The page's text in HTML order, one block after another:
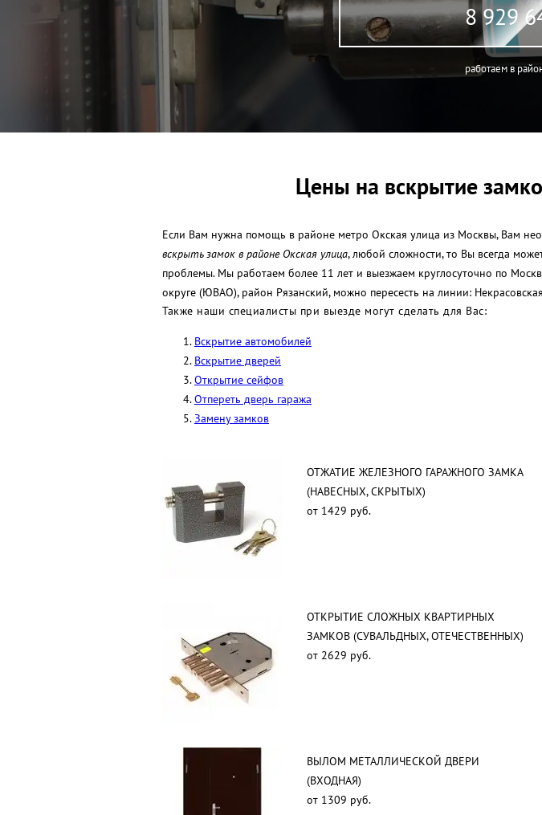
8 929
работаем в
Цены на вскрытие
Если Вам нужна помощь в районе метро Окская улица из Москвы, Вам
вскрыть замок в районе Окская улица, любой сложности, то Вы всегда
проблемы. Мы работаем более 11 лет и выезжаем круглосуточно по
округе (ЮВАО), район Рязанский, можно пересесть на линии: Некрасовская
Также наши специалисты при выезде могут сделать для Вас:
Вскрытие автомобилей
Вскрытие дверей
Открытие сейфов
Отпереть дверь гаража
Замену замков
ОТЖАТИЕ ЖЕЛЕЗНОГО ГАРАЖНОГО ЗАМКА
(НАВЕСНЫХ, СКРЫТЫХ)
от 1429 руб.
ОТКРЫТИЕ СЛОЖНЫХ КВАРТИРНЫХ
ЗАМКОВ (СУВАЛЬДНЫХ, ОТЕЧЕСТВЕННЫХ)
от 2629 руб.
ВЫЛОМ МЕТАЛЛИЧЕСКОЙ ДВЕРИ
(ВХОДНАЯ)
от 1309 руб.